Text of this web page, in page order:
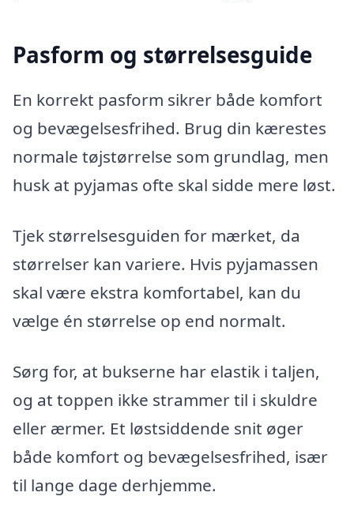
Pasform og størrelsesguide
En korrekt pasform sikrer både komfort
og bevægelsesfrihed. Brug din kærestes
normale tøjstørrelse som grundlag, men
husk at pyjamas ofte skal sidde mere løst.
Tjek størrelsesguiden for mærket, da
størrelser kan variere. Hvis pyjamassen
skal være ekstra komfortabel, kan du
vælge én størrelse op end normalt.
Sørg for, at bukserne har elastik i taljen,
og at toppen ikke strammer til i skuldre
eller ærmer. Et løstsiddende snit øger
både komfort og bevægelsesfrihed, især
til lange dage derhjemme.